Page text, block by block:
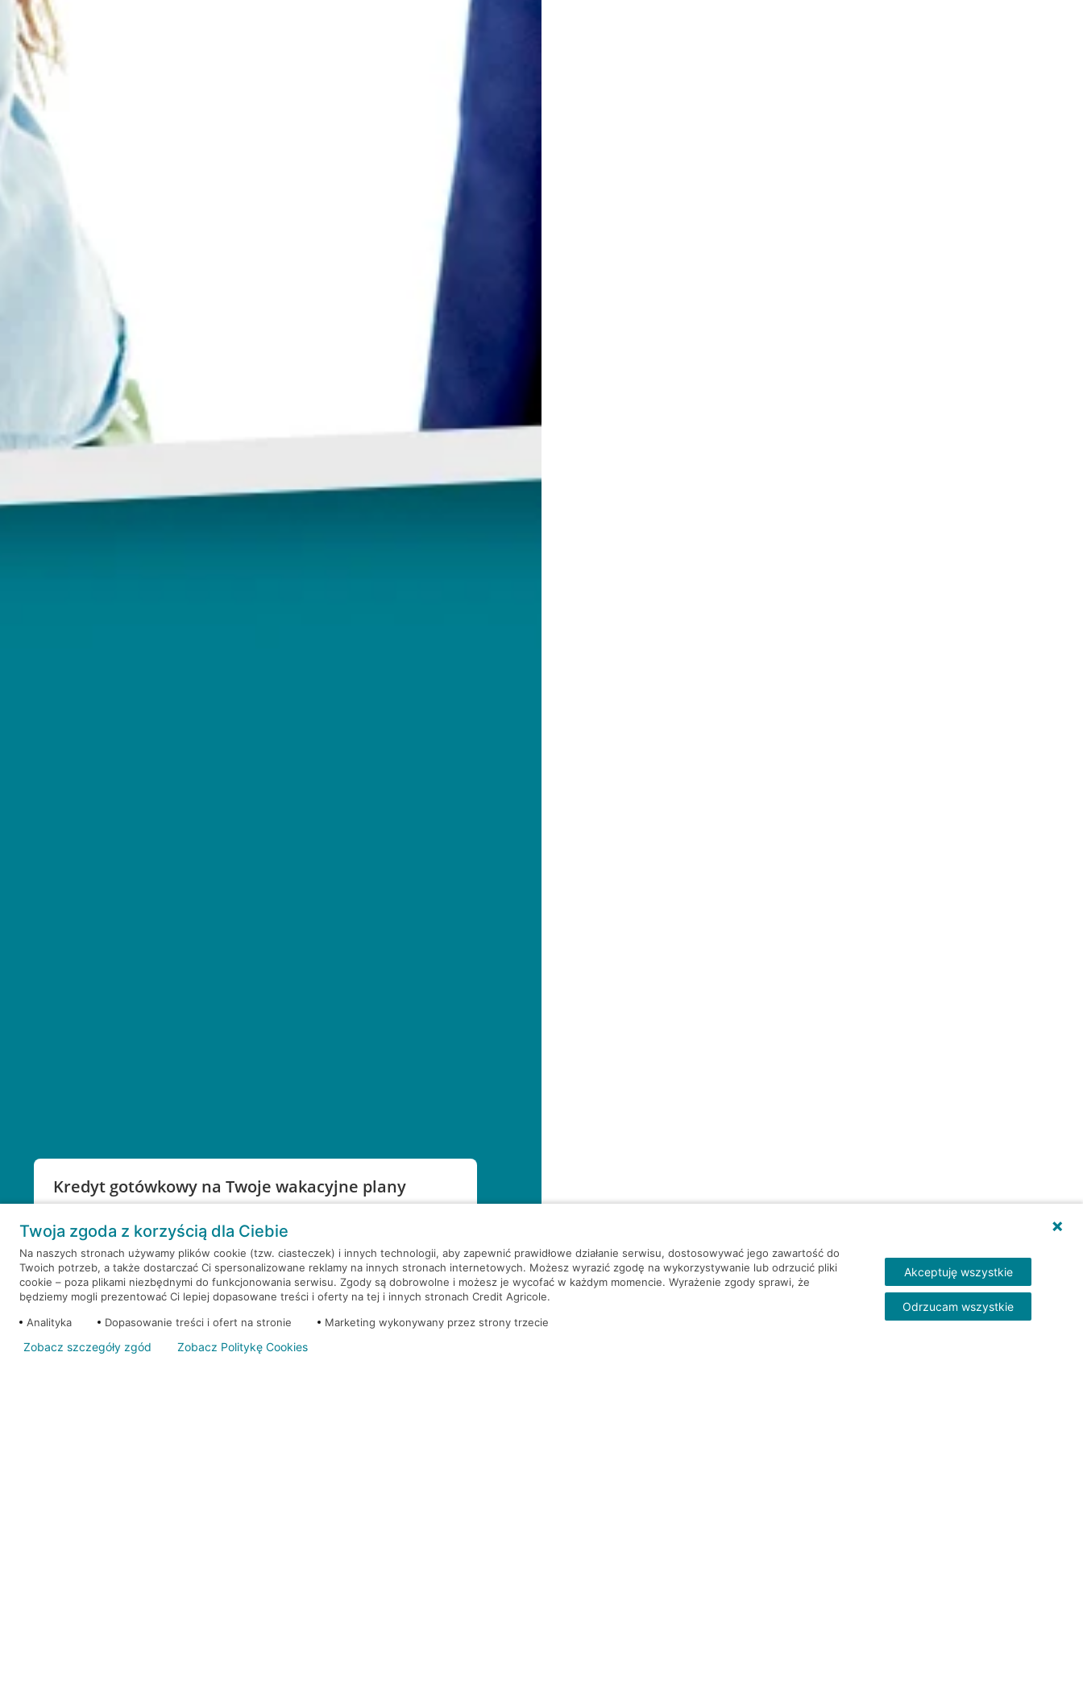
Kredyt gotówkowy na Twoje wakacyjne plany
RRSO: 9,6%
WEŹ KREDYT NOTA PRAWNA
Twoja zgoda z korzyścią dla Ciebie
Na naszych stronach używamy plików cookie (tzw. ciasteczek) i innych technologii, aby zapewnić prawidłowe działanie serwisu, dostosowywać jego zawartość do
Twoich potrzeb, a także dostarczać Ci spersonalizowane reklamy na innych stronach internetowych. Możesz wyrazić zgodę na wykorzystywanie lub odrzucić pliki
cookie – poza plikami niezbędnymi do funkcjonowania serwisu. Zgody są dobrowolne i możesz je wycofać w każdym momencie. Wyrażenie zgody sprawi, że
będziemy mogli prezentować Ci lepiej dopasowane treści i oferty na tej i innych stronach Credit Agricole.
Analityka
Dopasowanie treści i ofert na stronie Marketing wykonywany przez strony trzecie
Akceptuję wszystkie
Odrzucam wszystkie
Zobacz szczegóły zgód Zobacz Politykę Cookies